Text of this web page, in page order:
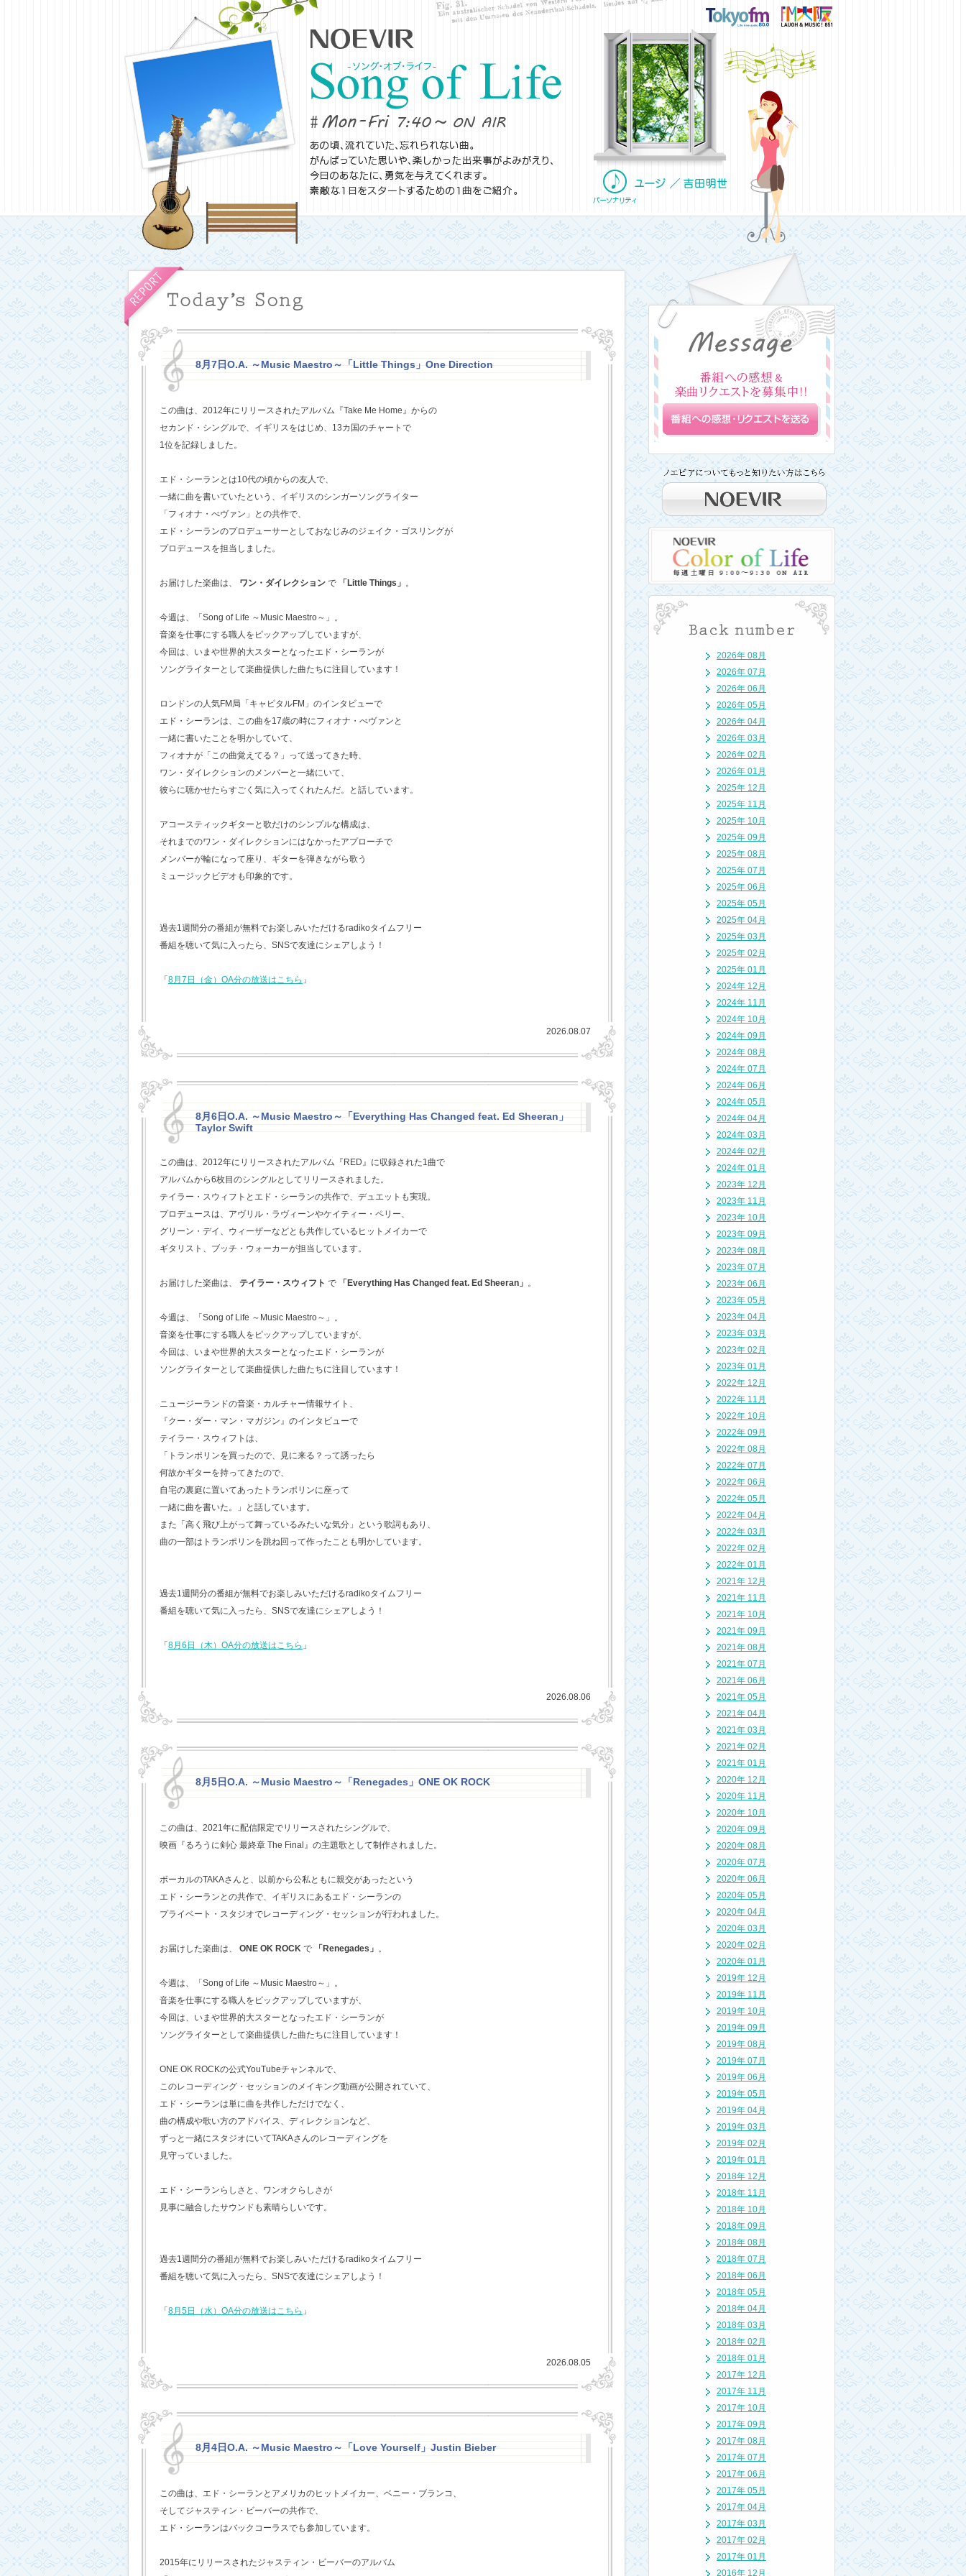
8月7日O.A. ～Music Maestro～「Little Things」One Direction
この曲は、2012年にリリースされたアルバム『Take Me Home』からの
セカンド・シングルで、イギリスをはじめ、13カ国のチャートで
1位を記録しました。
エド・シーランとは10代の頃からの友人で、
一緒に曲を書いていたという、イギリスのシンガーソングライター
「フィオナ・べヴァン」との共作で、
エド・シーランのプロデューサーとしておなじみのジェイク・ゴスリングが
プロデュースを担当しました。
お届けした楽曲は、 ワン・ダイレクション で 「Little Things」 。
今週は、「Song of Life ～Music Maestro～」。
音楽を仕事にする職人をピックアップしていますが、
今回は、いまや世界的大スターとなったエド・シーランが
ソングライターとして楽曲提供した曲たちに注目しています！
ロンドンの人気FM局「キャピタルFM」のインタビューで
エド・シーランは、この曲を17歳の時にフィオナ・べヴァンと
一緒に書いたことを明かしていて、
フィオナが「この曲覚えてる？」って送ってきた時、
ワン・ダイレクションのメンバーと一緒にいて、
彼らに聴かせたらすごく気に入ってくれたんだ。と話しています。
アコースティックギターと歌だけのシンプルな構成は、
それまでのワン・ダイレクションにはなかったアプローチで
メンバーが輪になって座り、ギターを弾きながら歌う
ミュージックビデオも印象的です。
過去1週間分の番組が無料でお楽しみいただけるradikoタイムフリー
番組を聴いて気に入ったら、SNSで友達にシェアしよう！
「 8月7日（金）OA分の放送はこちら 」
2026.08.07
8月6日O.A. ～Music Maestro～「Everything Has Changed feat. Ed Sheeran」
Taylor Swift
この曲は、2012年にリリースされたアルバム『RED』に収録された1曲で
アルバムから6枚目のシングルとしてリリースされました。
テイラー・スウィフトとエド・シーランの共作で、デュエットも実現。
プロデュースは、アヴリル・ラヴィーンやケイティー・ペリー、
グリーン・デイ、ウィーザーなどとも共作しているヒットメイカーで
ギタリスト、ブッチ・ウォーカーが担当しています。
お届けした楽曲は、 テイラー・スウィフト で 「Everything Has Changed feat. Ed Sheeran」 。
今週は、「Song of Life ～Music Maestro～」。
音楽を仕事にする職人をピックアップしていますが、
今回は、いまや世界的大スターとなったエド・シーランが
ソングライターとして楽曲提供した曲たちに注目しています！
ニュージーランドの音楽・カルチャー情報サイト、
『クー・ダー・マン・マガジン』のインタビューで
テイラー・スウィフトは、
「トランポリンを買ったので、見に来る？って誘ったら
何故かギターを持ってきたので、
自宅の裏庭に置いてあったトランポリンに座って
一緒に曲を書いた。」と話しています。
また「高く飛び上がって舞っているみたいな気分」という歌詞もあり、
曲の一部はトランポリンを跳ね回って作ったことも明かしています。
過去1週間分の番組が無料でお楽しみいただけるradikoタイムフリー
番組を聴いて気に入ったら、SNSで友達にシェアしよう！
「 8月6日（木）OA分の放送はこちら 」
2026.08.06
8月5日O.A. ～Music Maestro～「Renegades」ONE OK ROCK
この曲は、2021年に配信限定でリリースされたシングルで、
映画『るろうに剣心 最終章 The Final』の主題歌として制作されました。
ボーカルのTAKAさんと、以前から公私ともに親交があったという
エド・シーランとの共作で、イギリスにあるエド・シーランの
プライベート・スタジオでレコーディング・セッションが行われました。
お届けした楽曲は、 ONE OK ROCK で 「Renegades」 。
今週は、「Song of Life ～Music Maestro～」。
音楽を仕事にする職人をピックアップしていますが、
今回は、いまや世界的大スターとなったエド・シーランが
ソングライターとして楽曲提供した曲たちに注目しています！
ONE OK ROCKの公式YouTubeチャンネルで、
このレコーディング・セッションのメイキング動画が公開されていて、
エド・シーランは単に曲を共作しただけでなく、
曲の構成や歌い方のアドバイス、ディレクションなど、
ずっと一緒にスタジオにいてTAKAさんのレコーディングを
見守っていました。
エド・シーランらしさと、ワンオクらしさが
見事に融合したサウンドも素晴らしいです。
過去1週間分の番組が無料でお楽しみいただけるradikoタイムフリー
番組を聴いて気に入ったら、SNSで友達にシェアしよう！
「 8月5日（水）OA分の放送はこちら 」
2026.08.05
8月4日O.A. ～Music Maestro～「Love Yourself」Justin Bieber
この曲は、エド・シーランとアメリカのヒットメイカー、ベニー・ブランコ、
そしてジャスティン・ビーバーの共作で、
エド・シーランはバックコーラスでも参加しています。
2015年にリリースされたジャスティン・ビーバーのアルバム
2026年 08月
2026年 07月
2026年 06月
2026年 05月
2026年 04月
2026年 03月
2026年 02月
2026年 01月
2025年 12月
2025年 11月
2025年 10月
2025年 09月
2025年 08月
2025年 07月
2025年 06月
2025年 05月
2025年 04月
2025年 03月
2025年 02月
2025年 01月
2024年 12月
2024年 11月
2024年 10月
2024年 09月
2024年 08月
2024年 07月
2024年 06月
2024年 05月
2024年 04月
2024年 03月
2024年 02月
2024年 01月
2023年 12月
2023年 11月
2023年 10月
2023年 09月
2023年 08月
2023年 07月
2023年 06月
2023年 05月
2023年 04月
2023年 03月
2023年 02月
2023年 01月
2022年 12月
2022年 11月
2022年 10月
2022年 09月
2022年 08月
2022年 07月
2022年 06月
2022年 05月
2022年 04月
2022年 03月
2022年 02月
2022年 01月
2021年 12月
2021年 11月
2021年 10月
2021年 09月
2021年 08月
2021年 07月
2021年 06月
2021年 05月
2021年 04月
2021年 03月
2021年 02月
2021年 01月
2020年 12月
2020年 11月
2020年 10月
2020年 09月
2020年 08月
2020年 07月
2020年 06月
2020年 05月
2020年 04月
2020年 03月
2020年 02月
2020年 01月
2019年 12月
2019年 11月
2019年 10月
2019年 09月
2019年 08月
2019年 07月
2019年 06月
2019年 05月
2019年 04月
2019年 03月
2019年 02月
2019年 01月
2018年 12月
2018年 11月
2018年 10月
2018年 09月
2018年 08月
2018年 07月
2018年 06月
2018年 05月
2018年 04月
2018年 03月
2018年 02月
2018年 01月
2017年 12月
2017年 11月
2017年 10月
2017年 09月
2017年 08月
2017年 07月
2017年 06月
2017年 05月
2017年 04月
2017年 03月
2017年 02月
2017年 01月
2016年 12月